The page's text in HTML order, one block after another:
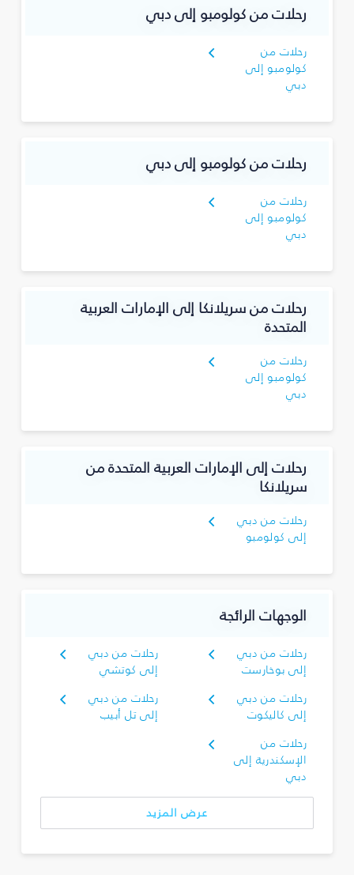
رحلات من كولومبو إلى دبي
رحلات من
كولومبو إلى
دبي
رحلات من كولومبو إلى دبي
رحلات من
كولومبو إلى
دبي
رحلات من سريلانكا إلى الإمارات العربية
المتحدة
رحلات من
كولومبو إلى
دبي
رحلات إلى الإمارات العربية المتحدة من
سريلانكا
رحلات من دبي
إلى كولومبو
الوجهات الرائجة
رحلات من دبي
إلى بوخارست
رحلات من دبي
إلى كوتشي
رحلات من دبي
إلى كاليكوت
رحلات من دبي
إلى تل أبيب
رحلات من
الإسكندرية إلى
دبي
عرض المزيد